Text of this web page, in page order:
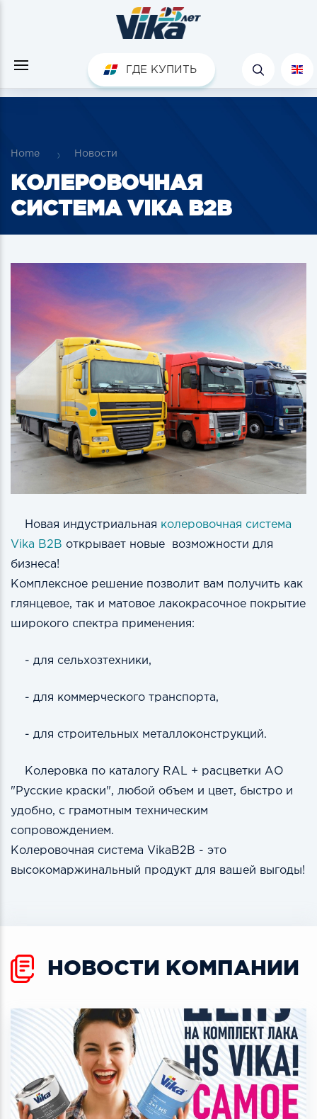
ГДЕ КУПИТЬ
Home Новости
КОЛЕРОВОЧНАЯ
СИСТЕМА VIKA B2B
Новая индустриальная колеровочная система
Vika B2B открывает новые возможности для
бизнеса!
Комплексное решение позволит вам получить как
глянцевое, так и матовое лакокрасочное покрытие
широкого спектра применения:
- для сельхозтехники,
- для коммерческого транспорта,
- для строительных металлоконструкций.
Колеровка по каталогу RAL + расцветки АО
"Русские краски", любой объем и цвет, быстро и
удобно, с грамотным техническим
сопровождением.
Колеровочная система VikaB2B - это
высокомаржинальный продукт для вашей выгоды!
НОВОСТИ КОМПАНИИ